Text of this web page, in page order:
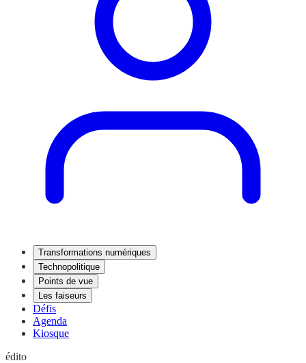
Transformations numériques
Technopolitique
Points de vue
Les faiseurs
Défis
Agenda
Kiosque
édito